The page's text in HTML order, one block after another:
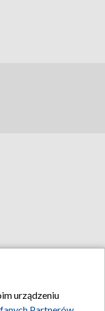
urządzeniu